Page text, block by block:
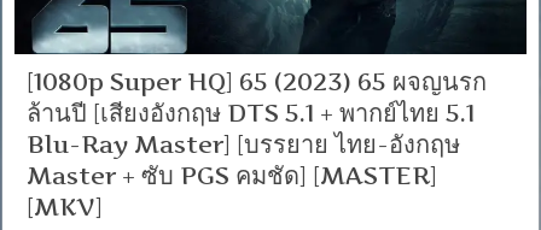
[1080p Super HQ] 65 (2023) 65 ผจญนรก
ล้านปี [เสียงอังกฤษ DTS 5.1 + พากย์ไทย 5.1
Blu-Ray Master] [บรรยาย ไทย-อังกฤษ
Master + ซับ PGS คมชัด] [MASTER]
[MKV]